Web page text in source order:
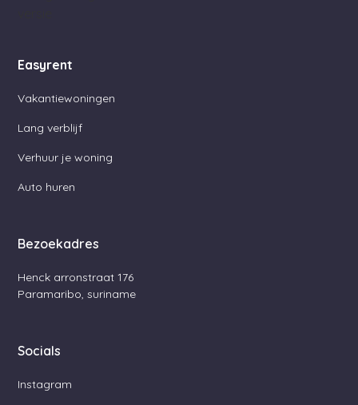
Easyrent
Vakantiewoningen
Lang verblijf
Verhuur je woning
Auto huren
Bezoekadres
Henck arronstraat 176
Paramaribo, suriname
Socials
Instagram